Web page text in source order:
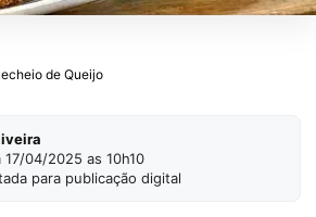
de Queijo
17/04/2025 as 10h10
para publicação digital